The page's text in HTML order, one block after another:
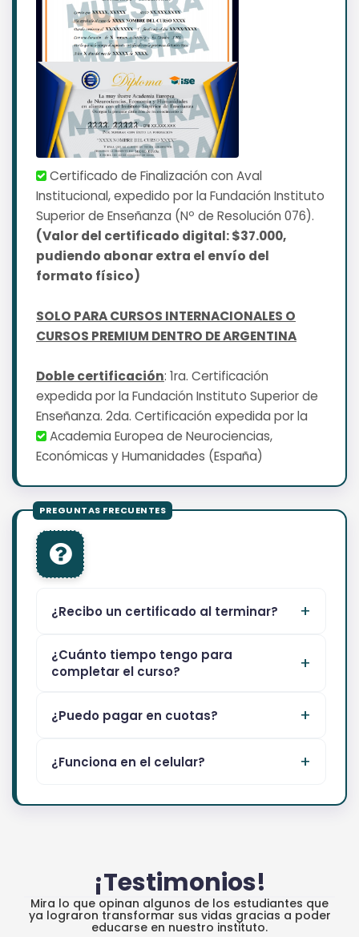
Certificado de Finalización con Aval
Institucional, expedido por la Fundación Instituto
Superior de Enseñanza (Nº de Resolución 076).
(Valor del certificado digital: $37.000,
pudiendo abonar extra el envío del
formato físico)
SOLO PARA CURSOS INTERNACIONALES O
CURSOS PREMIUM DENTRO DE ARGENTINA
Doble certificación: 1ra. Certificación
expedida por la Fundación Instituto Superior de
Enseñanza. 2da. Certificación expedida por la
Academia Europea de Neurociencias,
Económicas y Humanidades (España)
¿Recibo un certificado al terminar?
¿Cuánto tiempo tengo para
completar el curso?
¿Puedo pagar en cuotas?
¿Funciona en el celular?
¡Testimonios!
Mira lo que opinan algunos de los estudiantes que
ya lograron transformar sus vidas gracias a poder
educarse en nuestro instituto.